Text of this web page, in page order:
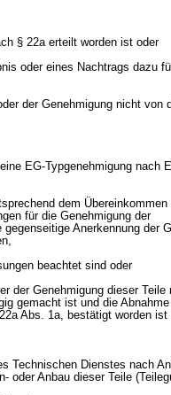
§ 22a erteilt worden ist oder
oder eines Nachtrags dazu
der Genehmigung nicht von
EG-Typgenehmigung nach
dem
für die Genehmigung der
Anerkennung der
beachtet sind oder
der Genehmigung dieser Teile
gemacht ist und die
Abs. 1a, bestätigt worden ist
Technischen Dienstes nach
oder Anbau dieser Teile